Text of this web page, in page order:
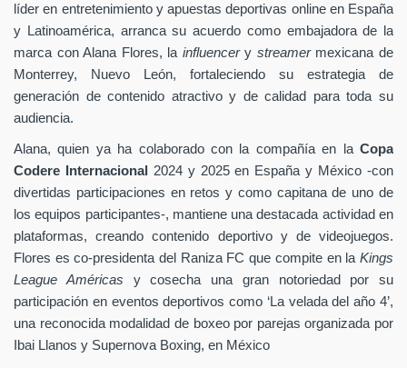
líder en entretenimiento y apuestas deportivas online en España
y Latinoamérica, arranca su acuerdo como embajadora de la
marca con Alana Flores, la influencery streamer mexicana de
Monterrey, Nuevo León, fortaleciendo su estrategia de
generación de contenido atractivo y de calidad para toda su
audiencia.
Alana, quien ya ha colaborado con la compañía en la Copa
Codere Internacional 2024 y 2025 en España y México -con
divertidas participaciones en retos y como capitana de uno de
los equipos participantes-, mantiene una destacada actividad en
plataformas, creando contenido deportivo y de videojuegos.
Flores es co-presidenta del Raniza FC que compite en la Kings
League Américas y cosecha una gran notoriedad por su
participación en eventos deportivos como ‘La velada del año 4’,
una reconocida modalidad de boxeo por parejas organizada por
Ibai Llanos y Supernova Boxing, en México